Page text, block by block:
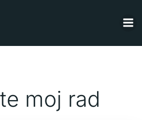
moj rad